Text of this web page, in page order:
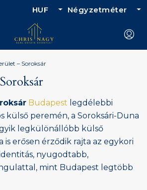
HUF Négyzetméter
– Soroksár
Budapest legdélebbi
külső peremén, a Soroksári-Duna
legkülönállóbb külső
is erősen érződik rajta az egykori
nyugodtabb,
mint Budapest legtöbb